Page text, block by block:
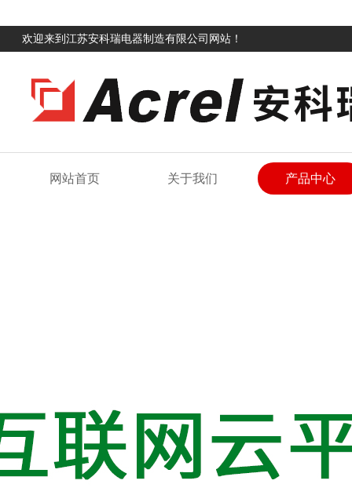
欢迎来到江苏安科瑞电器制造有限公司网站！
网站首页 关于我们 产品中心